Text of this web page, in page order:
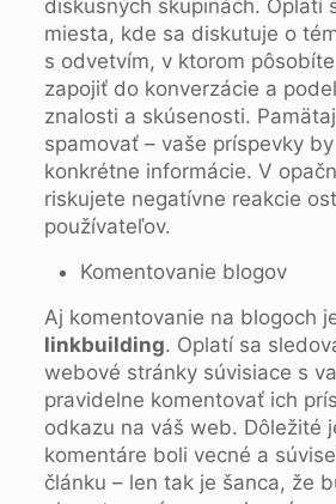
diskusných skupinách. Oplatí
miesta, kde sa diskutuje o
s odvetvím, v ktorom
zapojiť do konverzácie a
znalosti a skúsenosti.
spamovať – vaše príspevky
konkrétne informácie. V
riskujete negatívne reakcie
používateľov.
Komentovanie blogov
Aj komentovanie na blogoch
linkbuilding. Oplatí sa
webové stránky súvisiace s
pravidelne komentovať ich
odkazu na váš web. Dôležité
komentáre boli vecné a
článku – len tak je šanca, že